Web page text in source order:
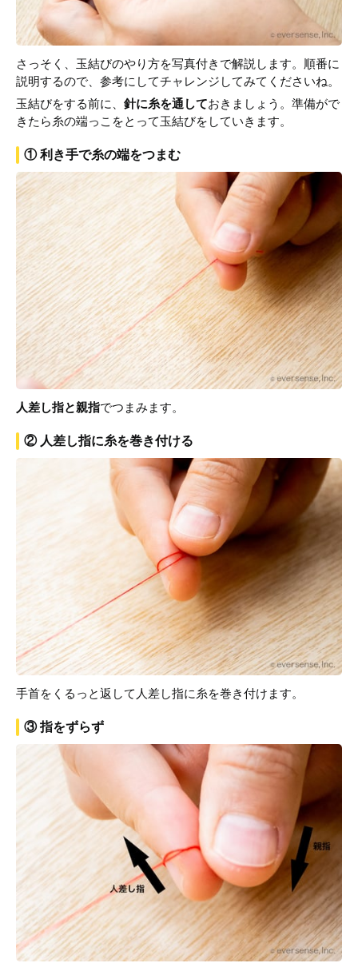
さっそく、玉結びのやり方を写真付きで解説します。順番に
説明するので、参考にしてチャレンジしてみてくださいね。
玉結びをする前に、 針に糸を通しておきましょう。準備がで
きたら糸の端っこをとって玉結びをしていきます。
① 利き手で糸の端をつまむ
人差し指と親指でつまみます。
② 人差し指に糸を巻き付ける
手首をくるっと返して人差し指に糸を巻き付けます。
③ 指をずらず